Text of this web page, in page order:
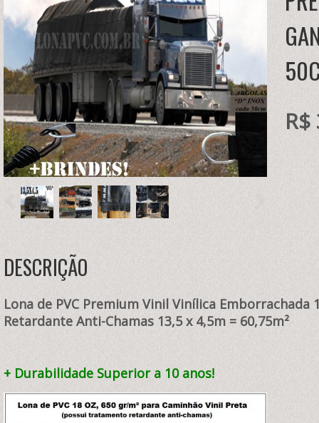
DESCRIÇÃO
Lona de PVC Premium Vinil Vinílica
Retardante Anti-Chamas 13,5x 4,5m = 60,75m²
+ Durabilidade Superior a 10 anos!